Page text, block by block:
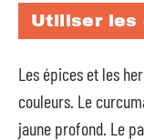
Utiliser les
Les épices et les
couleurs. Le
jaune profond. Le